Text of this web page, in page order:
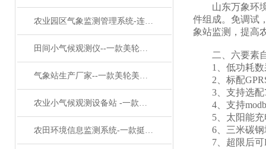
农业园区气象监测管理系统-连连称赞农业园区气象监测管理系统#2024已更新
田间小气候观测仪--一款美轮美奂的地面气象观测站 #2024已更新
气象站生产厂家--一款美轮美奂的小型自动气象站#2024已更新
农业小气候观测设备站 -一款生机盎然的农业环境保护监测站2024已更新
农田环境信息监测系统-一款挺不错的农田生态系统气象站#2023已更新
山东万象环境
件组成。免调试
象站监测，提高
二、 六要素
1、低功耗数
2、标配GPRS
3、支持选配7
4、支持
5、太阳能充
6、三米碳钢
7、超限后可